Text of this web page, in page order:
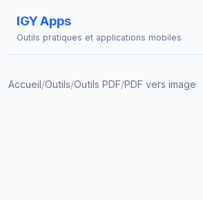
IGY Apps
Outils pratiques et applications mobiles
Accueil/Outils/Outils PDF/PDF vers image
Assistant IGY